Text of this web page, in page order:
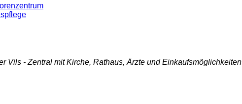
Vils - Zentral mit Kirche, Rathaus, Ärzte und Einkaufsmöglichkeiten